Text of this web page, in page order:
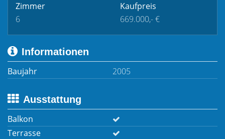
Zimmer
6
Kaufpreis
669.000,- €
Informationen
Baujahr
2005
Ausstattung
Balkon
Terrasse